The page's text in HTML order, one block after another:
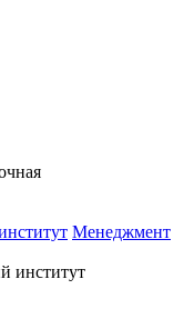
Менеджмент